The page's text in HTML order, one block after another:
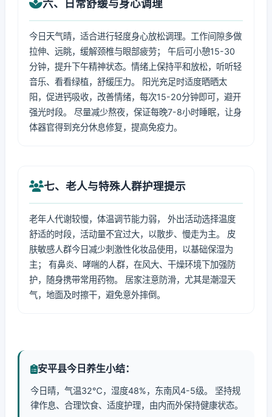
六、日常舒缓与身心调理
今日天气晴，适合进行轻度身心放松调理。工作间隙多做
拉伸、远眺，缓解颈椎与眼部疲劳； 午后可小憩15-30
分钟，提升下午精神状态。情绪上保持平和放松，听听轻
音乐、看看绿植，舒缓压力。 阳光充足时适度晒晒太
阳，促进钙吸收，改善情绪，每次15-20分钟即可，避开
强光时段。 尽量减少熬夜，保证每晚7-8小时睡眠，让身
体器官得到充分休息修复，提高免疫力。
七、老人与特殊人群护理提示
老年人代谢较慢，体温调节能力弱， 外出活动选择温度
舒适的时段，活动量不宜过大，以散步、慢走为主。 皮
肤敏感人群今日减少刺激性化妆品使用，以基础保湿为
主； 有鼻炎、哮喘的人群，在风大、干燥环境下加强防
护，随身携带常用药物。 居家注意防滑，尤其是潮湿天
气，地面及时擦干，避免意外摔倒。
安平县今日养生小结：
今日晴，气温32℃，湿度48%，东南风4-5级。 坚持规
律作息、合理饮食、适度护理，由内而外保持健康状态。